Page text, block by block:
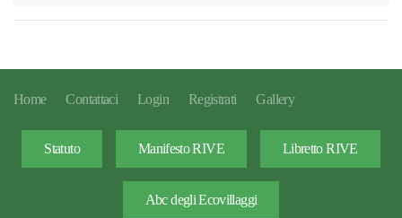
Home Contattaci Login Registrati Gallery
Statuto Manifesto RIVE Libretto RIVE
Abc degli Ecovillaggi